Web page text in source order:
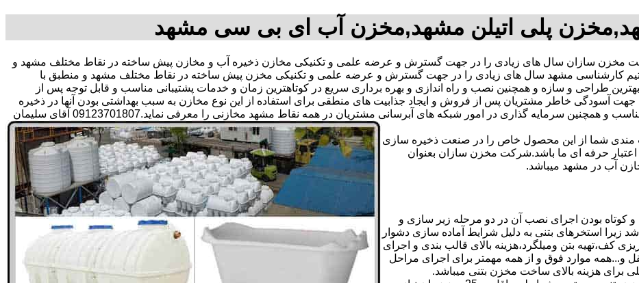
پلی اتیلن مشهد,مخزن آب ای بی سی مشهد
مخزن سازان سال های زیادی را در جهت گسترش و عرضه علمی و تکنیکی مخازن ذخیره آب و مخازن پیش ساخته در نقاط مختلف مشهد و
کارشناسی مشهد سال های زیادی را در جهت گسترش و عرضه علمی و تکنیکی مخزن پیش ساخته در نقاط مختلف مشهد و منطبق با
بهترین طراحی و سازه و همچنین نصب و راه اندازی و بهره برداری سریع در کوتاهترین زمان و خدمات پشتیبانی مناسب و قابل توجه پس از
آسودگی خاطر مشتریان پس از فروش و ایجاد جذابیت های منطقی برای استفاده از این نوع مخازن به سبب بهداشتی بودن آنها در ذخیره
سازی آب آشامیدنی و سالم برای مدت زیاد و قیمت متعادل و مناسب و همچنین سرمایه گذاری در امور شبکه های آبرسانی مشتریان در همه نقاط مشهد مخازنی را معرفی نماید.09123701807 آقای سلیمان
مندی شما از این محصول خاص را در صنعت ذخیره سازی
حرفه ای ما باشد.شرکت مخزن سازان بعنوان
آب در مشهد میباشد.
بودن اجرای نصب آن در دو مرحله زیر سازی و
زیرا استخرهای بتنی به دلیل شرایط آماده سازی دشوار
کف،تهیه بتن ومیلگرد،هزینه بالای قالب بندی و اجرای
و...همه موارد فوق و از همه مهمتر برای اجرای مراحل
برای هزینه بالای ساخت مخزن بتنی میباشد.